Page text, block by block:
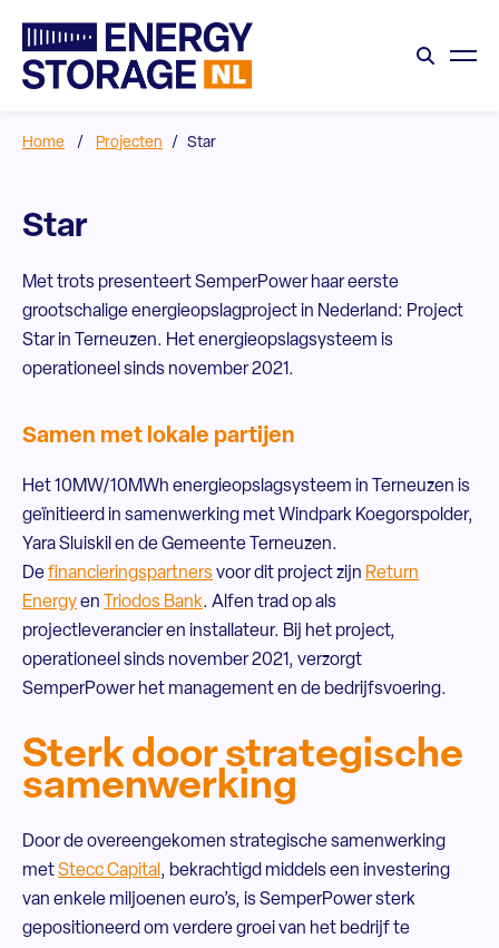
Home / Projecten / Star
Star
Met trots presenteert SemperPower haar eerste
grootschalige energieopslagproject in Nederland: Project
Star in Terneuzen. Het energieopslagsysteem is
operationeel sinds november 2021.
Samen met lokale partijen
Het 10MW/10MWh energieopslagsysteem in Terneuzen is
geïnitieerd in samenwerking met Windpark Koegorspolder,
Yara Sluiskil en de Gemeente Terneuzen.
Definancieringspartnersvoor dit project zijn Return
Energyen Triodos Bank. Alfen trad op als
projectleverancier en installateur. Bij het project,
operationeel sinds november 2021, verzorgt
SemperPower het management en de bedrijfsvoering.
Sterk door strategische
samenwerking
Door de overeengekomen strategische samenwerking
metStecc Capital , bekrachtigd middels een investering
van enkele miljoenen euro’s, is SemperPower sterk
gepositioneerd om verdere groei van het bedrijf te